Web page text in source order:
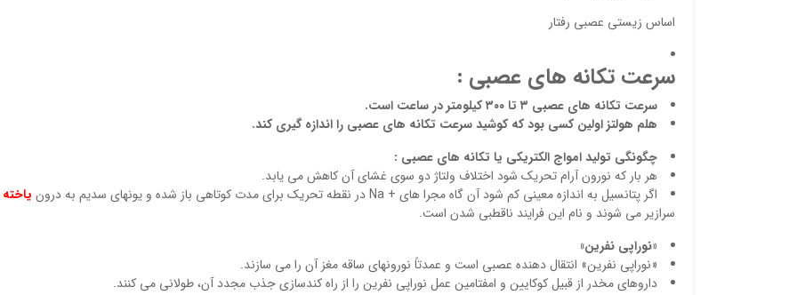
اساس زیستی عصبی رفتار
سرعت تکانه های عصبی :
سرعت تکانه های عصبی ۳ تا ۳۰۰ کیلومتر در ساعت است.
هلم هولتزاولین کسی بود که کوشید سرعت تکانه های عصبی را اندازه گیری کند.
چگونگی تولید امواج الکتریکی یا تکانه های عصبی :
هر بار که نورون آرام تحریک شود اختلاف ولتاژ دو سوی غشای آن کاهش می یابد.
اگر پتانسیل به اندازه معینی کم شود آن گاه مجرا های + Na در نقطه تحریک برای مدت کوتاهی باز شده و یونهای سدیم به درون
یاخته
سرازیر می شوند و نام این فرایند ناقطبی شدن است.
«نوراپی نفرین»
«نوراپی نفرین» انتقال دهنده عصبی است و عمدتاً نورونهای ساقه مغز آن را می سازند.
داروهای مخدر از قبیل کوکایین و امفتامین عمل نوراپی نفرین را از راه کندسازی جذب مجدد آن، طولانی می کنند.